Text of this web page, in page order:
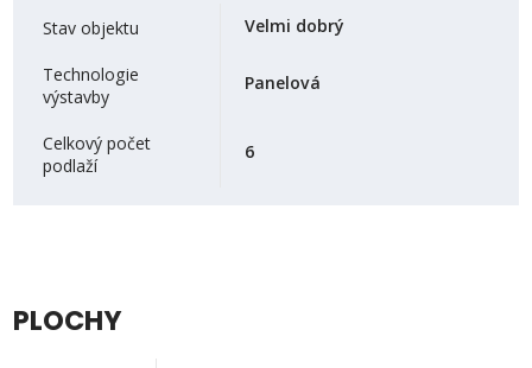
Stav objektu Velmi dobrý
Technologie
výstavby
Panelová
Celkový počet
podlaží
6
PLOCHY